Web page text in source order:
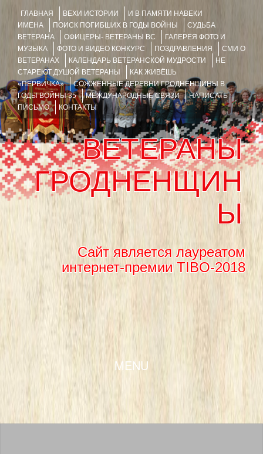
ГЛАВНАЯ ВЕХИ ИСТОРИИ
И В ПАМЯТИ НАВЕКИ
ИМЕНА
ПОИСК ПОГИБШИХ В ГОДЫ ВОЙНЫ
СУДЬБА
ВЕТЕРАНА
ОФИЦЕРЫ- ВЕТЕРАНЫ ВС
ГАЛЕРЕЯ ФОТО И
МУЗЫКА
ФОТО И ВИДЕО КОНКУРС ПОЗДРАВЛЕНИЯ
СМИ О
ВЕТЕРАНАХ
КАЛЕНДАРЬ ВЕТЕРАНСКОЙ МУДРОСТИ
НЕ
СТАРЕЮТ ДУШОЙ ВЕТЕРАНЫ
КАК ЖИВЁШЬ
«ПЕРВИЧКА»
СОЖЖЁННЫЕ ДЕРЕВНИ ГРОДНЕНЩИНЫ В
ГОДЫ ВОЙНЫ 35
МЕЖДУНАРОДНЫЕ СВЯЗИ
НАПИСАТЬ
ПИСЬМО
КОНТАКТЫ
ВЕТЕРАНЫ
ГРОДНЕНЩИН
Ы
Сайт является лауреатом
интернет-премии TIBO-2018
MENU